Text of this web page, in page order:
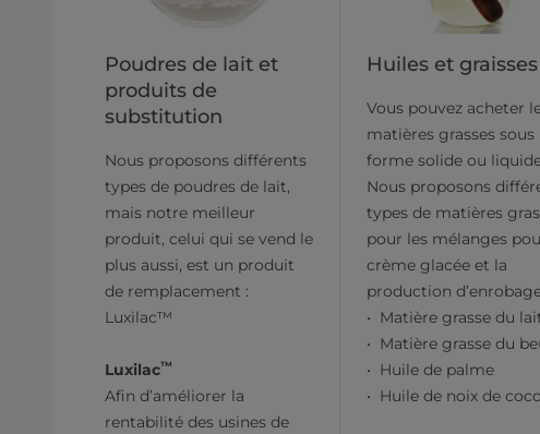
Poudres de lait et
produits de
substitution
Nous proposons différents
types de poudres de lait,
mais notre meilleur
produit, celui qui se vend le
plus aussi, est un produit
de remplacement :
Luxilac™
Luxilac™
Afin d’améliorer la
rentabilité des usines de
Huiles et graisses
Vous pouvez acheter
matières grasses sous
forme solide ou
Nous proposons
types de matières
pour les mélanges
crème glacée et la
production
Matière grasse du
Matière grasse du
Huile de palme
Huile de noix de coco